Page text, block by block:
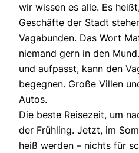
wir wissen es alle. Es
Geschäfte der Stadt
Vagabunden. Das Wort
niemand gern in den
und aufpasst, kann den
begegnen. Große Villen
Autos.
Die beste Reisezeit, um
der Frühling. Jetzt, im
heiß werden – nichts für